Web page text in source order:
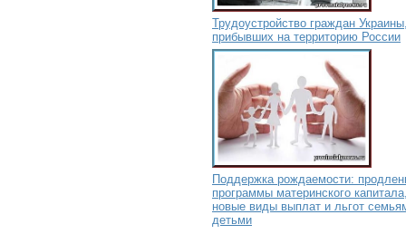
Трудоустройство граждан
прибывших на территорию России
Поддержка рождаемости:
программы материнского
новые виды выплат и льгот
детьми